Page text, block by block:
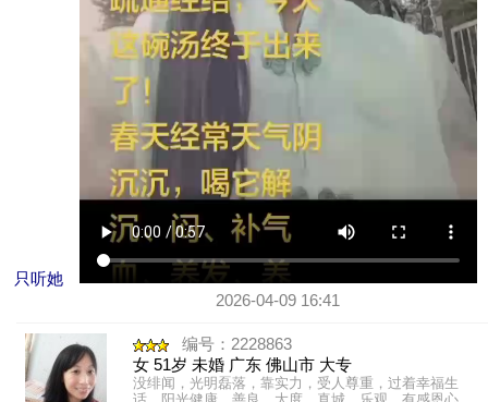
只听她
2026-04-09 16:41
编号：2228863
女 51岁 未婚 广东 佛山市 大专
没绯闻，光明磊落，靠实力，受人尊重，过着幸福生